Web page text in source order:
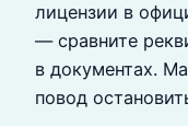
лицензии в
— сравните
в документах.
повод